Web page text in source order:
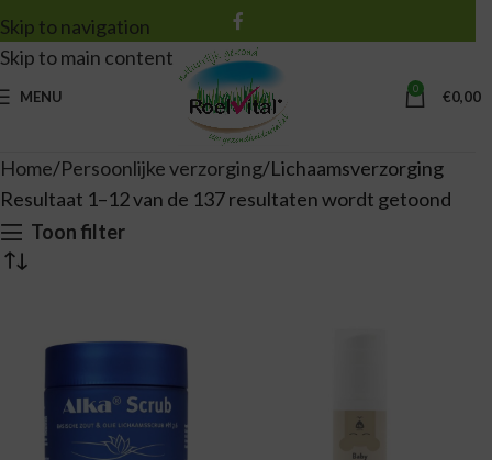
Skip to navigation
Skip to main content
MENU 0 €0,00
Home Persoonlijke verzorging Lichaamsverzorging
Resultaat 1–12 van de 137 resultaten wordt getoond
Toon filter